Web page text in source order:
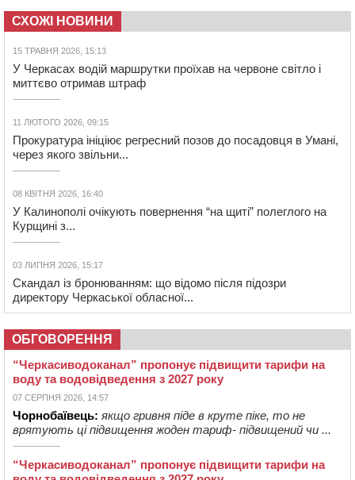
СХОЖІ НОВИНИ
15 ТРАВНЯ 2026, 15:13
У Черкасах водій маршрутки проїхав на червоне світло і
миттєво отримав штраф
11 ЛЮТОГО 2026, 09:15
Прокуратура ініціює регресний позов до посадовця в Умані,
через якого звільни...
08 КВІТНЯ 2026, 16:40
У Калинополі очікують повернення “на щиті” полеглого на
Курщині з...
03 ЛИПНЯ 2026, 15:17
Скандал із бронюванням: що відомо після підозри
директору Черкаської обласної...
ОБГОВОРЕННЯ
“Черкасиводоканал” пропонує підвищити тарифи на
воду та водовідведення з 2027 року
07 СЕРПНЯ 2026, 14:57
Чорнобаївець: якщо гривня піде в круте піке, то не
врятують ці підвищення жоден тариф- підвищений чи ...
“Черкасиводоканал” пропонує підвищити тарифи на